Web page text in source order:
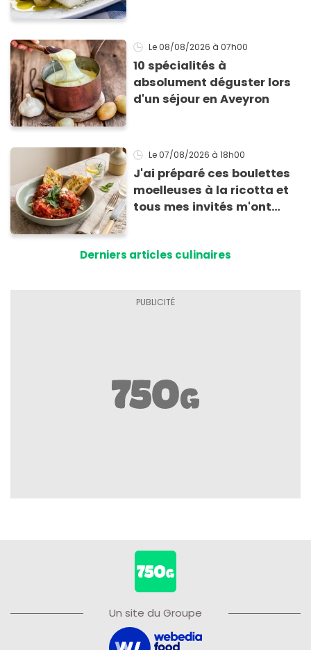
Le 08/08/2026 à 07h00
10 spécialités à
absolument déguster lors
d'un séjour en Aveyron
Le 07/08/2026 à 18h00
J'ai préparé ces boulettes
moelleuses à la ricotta et
tous mes invités m'ont
Derniers articles culinaires
Un site du Groupe